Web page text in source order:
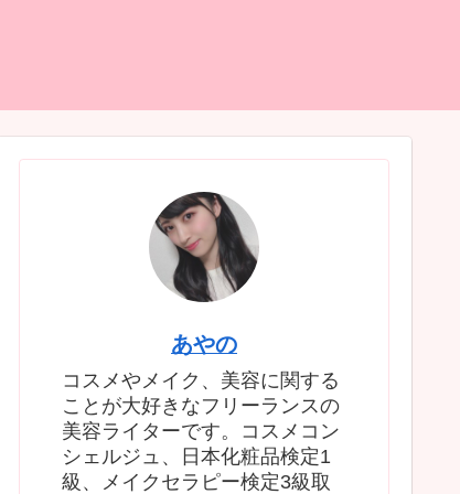
あやの
コスメやメイク、美容に関する
ことが大好きなフリーランスの
美容ライターです。コスメコン
シェルジュ、日本化粧品検定1
級、メイクセラピー検定3級取